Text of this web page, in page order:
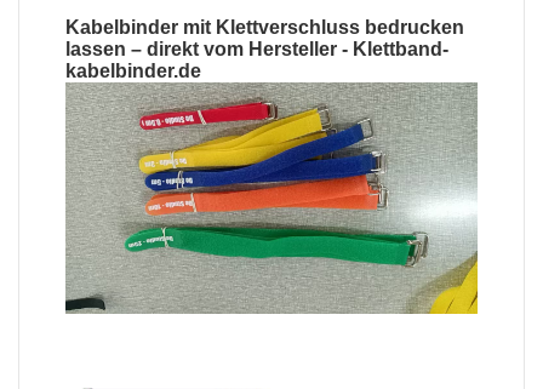
Kabelbinder mit Klettverschluss bedrucken
lassen – direkt vom Hersteller - Klettband-
kabelbinder.de